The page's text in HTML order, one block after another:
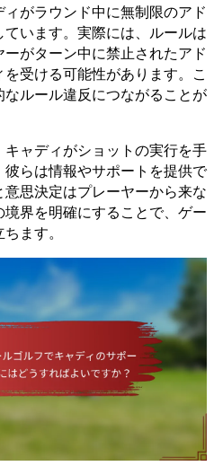
がラウンド中に無制限のアド
います。実際には、ルールは
がターン中に禁止されたアド
受ける可能性があります。こ
ルール違反につながることが
ャディがショットの実行を手
らは情報やサポートを提供で
思決定はプレーヤーから来な
界を明確にすることで、ゲー
ます。